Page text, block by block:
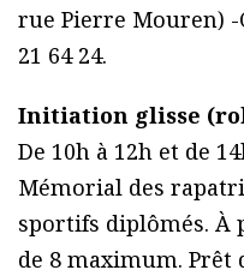
rue Pierre Mouren) -
21 64 24.
Initiation glisse
De 10h à 12h et de
Mémorial des
sportifs diplômés. À
de 8 maximum.